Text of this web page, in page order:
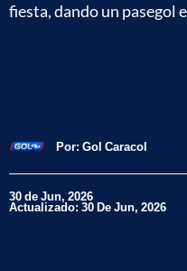
fiesta, dando un pasegol
Por: Gol Caracol
30 de Jun, 2026
Actualizado: 30 De Jun, 2026